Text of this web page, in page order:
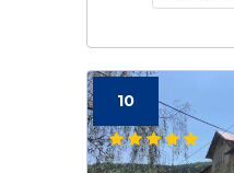
10